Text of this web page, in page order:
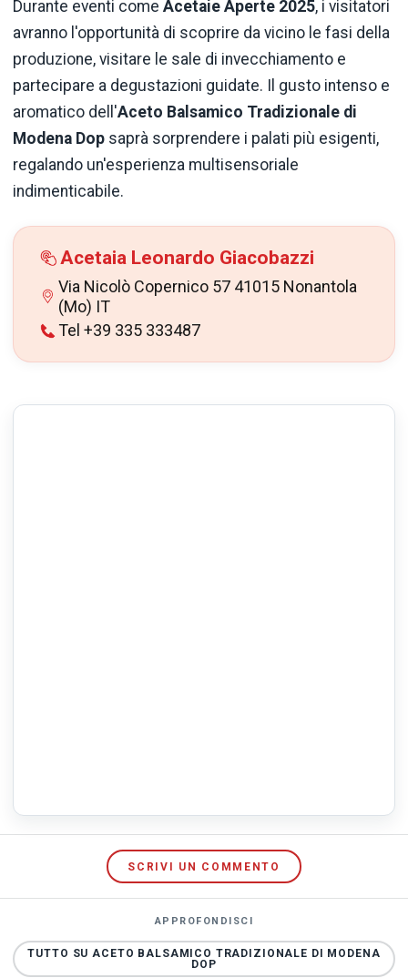
Durante eventi come Acetaie Aperte 2025, i visitatori
avranno l'opportunità di scoprire da vicino le fasi della
produzione, visitare le sale di invecchiamento e
partecipare a degustazioni guidate. Il gusto intenso e
aromatico dell'Aceto Balsamico Tradizionale di
Modena Dop saprà sorprendere i palati più esigenti,
regalando un'esperienza multisensoriale
indimenticabile.
Acetaia Leonardo Giacobazzi
Via Nicolò Copernico 57 41015 Nonantola
(Mo) IT
Tel +39 335 333487
SCRIVI UN COMMENTO
APPROFONDISCI
TUTTO SU ACETO BALSAMICO TRADIZIONALE DI MODENA
DOP